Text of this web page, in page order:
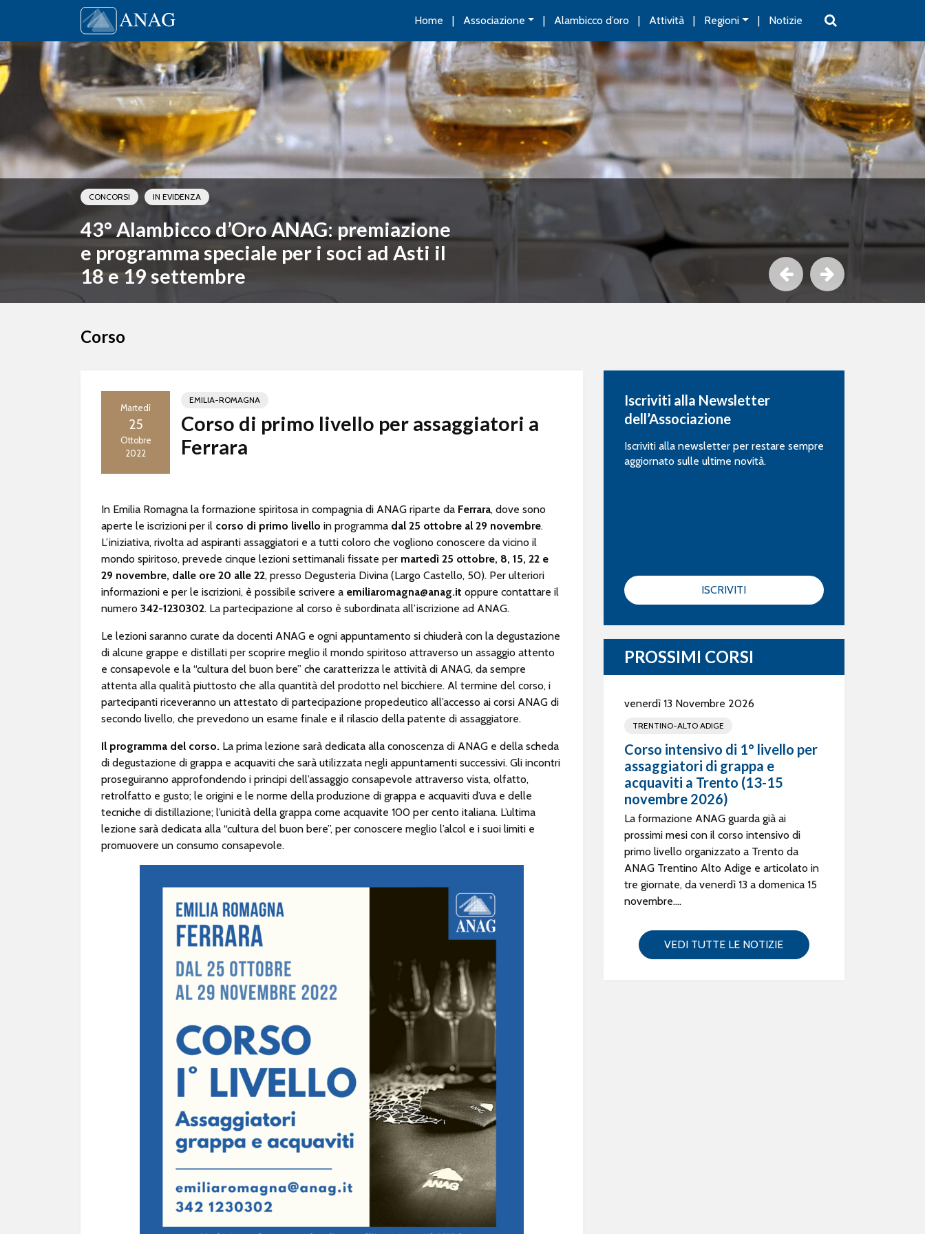
Main Navigation Home Associazione Alambicco d’oro Attività Regioni Notizie
CONCORSI IN EVIDENZA
43° Alambicco d’Oro ANAG: premiazione
e programma speciale per i soci ad Asti il
18 e 19 settembre
Corso
Martedì
25
Ottobre
2022
EMILIA-ROMAGNA
Corso di primo livello per assaggiatori a
Ferrara
In Emilia Romagna la formazione spiritosa in compagnia di ANAG riparte da Ferrara, dove sono
aperte le iscrizioni per il corso di primo livello in programma dal 25 ottobre al 29 novembre.
L’iniziativa, rivolta ad aspiranti assaggiatori e a tutti coloro che vogliono conoscere da vicino il
mondo spiritoso, prevede cinque lezioni settimanali fissate per martedì 25 ottobre, 8, 15, 22 e
29 novembre, dalle ore 20 alle 22, presso Degusteria Divina (Largo Castello, 50). Per ulteriori
informazioni e per le iscrizioni, è possibile scrivere a emiliaromagna@anag.it oppure contattare il
numero 342-1230302. La partecipazione al corso è subordinata all’iscrizione ad ANAG.
Le lezioni saranno curate da docenti ANAG e ogni appuntamento si chiuderà con la degustazione
di alcune grappe e distillati per scoprire meglio il mondo spiritoso attraverso un assaggio attento
e consapevole e la “cultura del buon bere” che caratterizza le attività di ANAG, da sempre
attenta alla qualità piuttosto che alla quantità del prodotto nel bicchiere. Al termine del corso, i
partecipanti riceveranno un attestato di partecipazione propedeutico all’accesso ai corsi ANAG di
secondo livello, che prevedono un esame finale e il rilascio della patente di assaggiatore.
Il programma del corso. La prima lezione sarà dedicata alla conoscenza di ANAG e della scheda
di degustazione di grappa e acquaviti che sarà utilizzata negli appuntamenti successivi. Gli incontri
proseguiranno approfondendo i principi dell’assaggio consapevole attraverso vista, olfatto,
retrolfatto e gusto; le origini e le norme della produzione di grappa e acquaviti d’uva e delle
tecniche di distillazione; l’unicità della grappa come acquavite 100 per cento italiana. L’ultima
lezione sarà dedicata alla “cultura del buon bere”, per conoscere meglio l’alcol e i suoi limiti e
promuovere un consumo consapevole.
Iscriviti alla Newsletter
dell’Associazione
Iscriviti alla newsletter per restare sempre
aggiornato sulle ultime novità.
ISCRIVITI
PROSSIMI CORSI
venerdì 13 Novembre 2026
TRENTINO-ALTO ADIGE
Corso intensivo di 1° livello per
assaggiatori di grappa e
acquaviti a Trento (13-15
novembre 2026)
La formazione ANAG guarda già ai
prossimi mesi con il corso intensivo di
primo livello organizzato a Trento da
ANAG Trentino Alto Adige e articolato in
tre giornate, da venerdì 13 a domenica 15
novembre....
VEDI TUTTE LE NOTIZIE